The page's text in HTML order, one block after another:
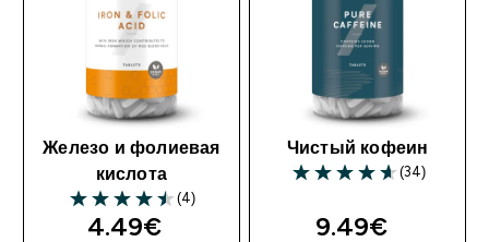
Железо и фолиевая
кислота
(4)
4.49€‎
Чистый кофеин
(34)
9.49€‎